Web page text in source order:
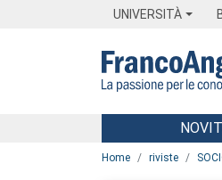
UNIVERSITÀ
Menu
Home riviste